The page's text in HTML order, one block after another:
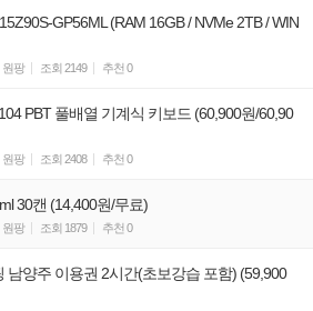
GP56ML (RAM 16GB / NVMe 2TB / WIN
원팡 조회 2149 추천 0
PBT 풀배열 기계식 키보드 (60,900원/60,90
원팡 조회 2408 추천 0
30캔 (14,400원/무료)
원팡 조회 1879 추천 0
남양주 이용권 2시간(초보강습 포함) (59,900